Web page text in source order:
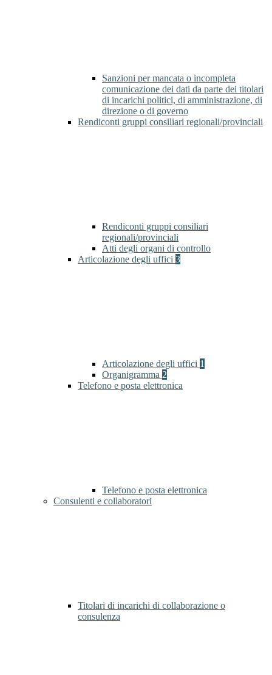
Sanzioni per mancata o incompleta
comunicazione dei dati da parte dei titolari
di incarichi politici, di amministrazione, di
direzione o di governo
Rendiconti gruppi consiliari regionali/provinciali
Rendiconti gruppi consiliari
regionali/provinciali
Atti degli organi di controllo
Articolazione degli uffici 3
Articolazione degli uffici 1
Organigramma 2
Telefono e posta elettronica
Telefono e posta elettronica
Consulenti e collaboratori
Titolari di incarichi di collaborazione o
consulenza